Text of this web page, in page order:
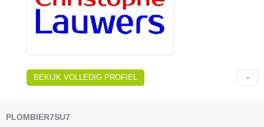
BEKIJK VOLLEDIG PROFIEL
PLOMBIER7SU7